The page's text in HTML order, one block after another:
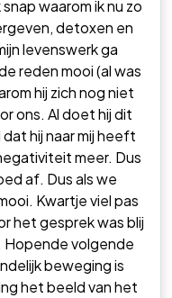
waarom ik nu zo
detoxen en
levenswerk ga
reden mooi (al was
hij zich nog niet
ons. Al doet hij dit
hij naar mij heeft
meer. Dus
af. Dus als we
Kwartje viel pas
het gesprek was blij
Hopende volgende
beweging is
het beeld van het